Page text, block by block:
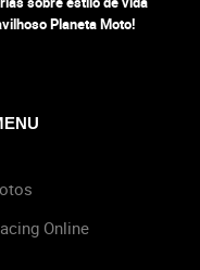
Planeta Moto!
Online